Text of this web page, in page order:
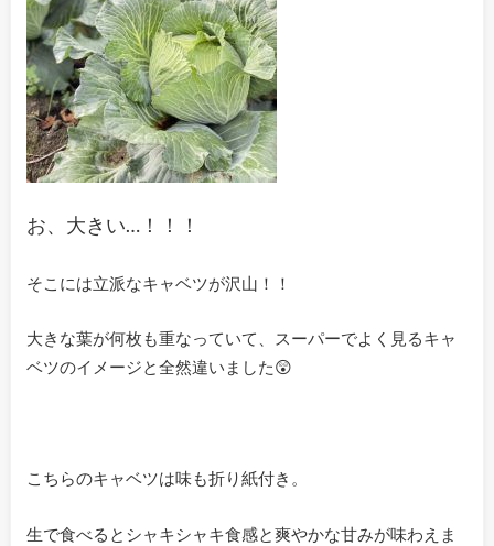
お、大きい…！！！
そこには立派なキャベツが沢山！！
大きな葉が何枚も重なっていて、スーパーでよく見るキャ
ベツのイメージと全然違いました😲
こちらのキャベツは味も折り紙付き。
生で食べるとシャキシャキ食感と爽やかな甘みが味わえま